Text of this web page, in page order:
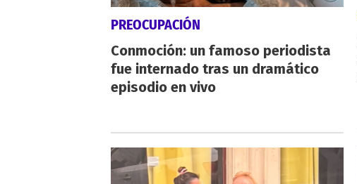
PREOCUPACIÓN
Conmoción: un famoso periodista
fue internado tras un dramático
episodio en vivo